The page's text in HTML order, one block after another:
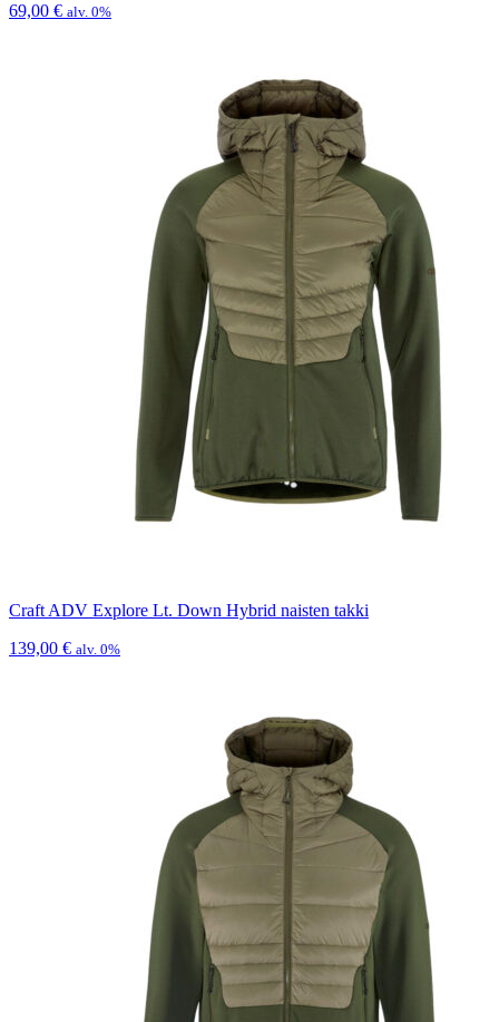
69,00 € alv. 0%
Craft ADV Explore Lt. Down Hybrid naisten takki
139,00 € alv. 0%